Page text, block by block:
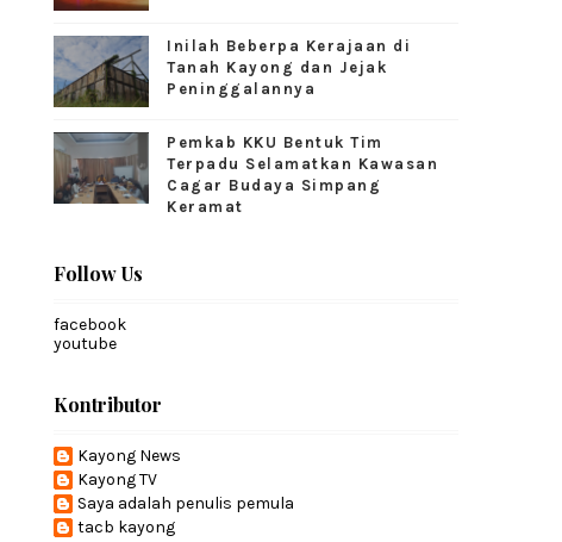
Inilah Beberpa Kerajaan di
Tanah Kayong dan Jejak
Peninggalannya
Pemkab KKU Bentuk Tim
Terpadu Selamatkan Kawasan
Cagar Budaya Simpang
Keramat
Follow Us
facebook
youtube
Kontributor
Kayong News
Kayong TV
Saya adalah penulis pemula
tacb kayong